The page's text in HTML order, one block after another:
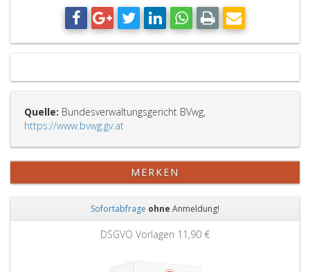
Quelle: Bundesverwaltungsgericht BVwg,
https://www.bvwg.gv.at
MERKEN
Sofortabfrage ohne Anmeldung!
DSGVO Vorlagen 11,90 €